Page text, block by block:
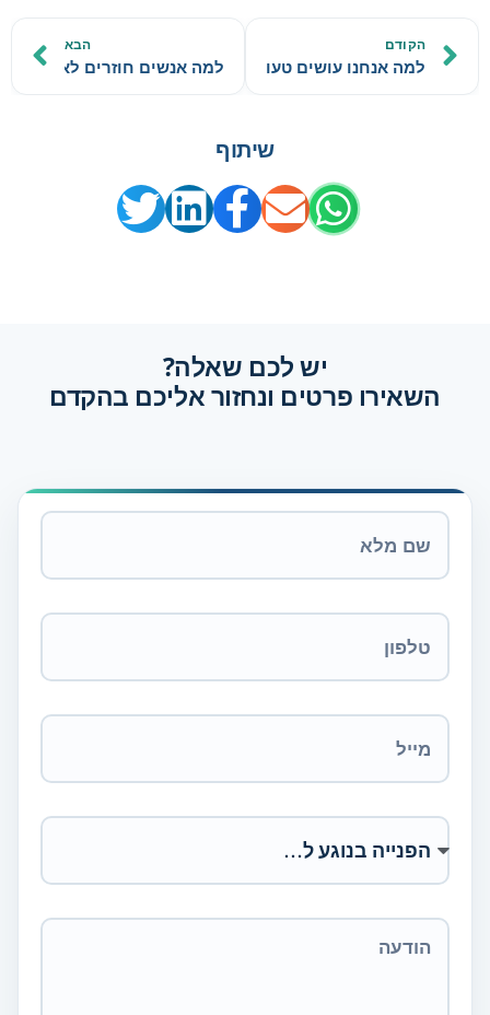
הקודם
למה אנחנו עושים טעויות?
הבא
למה אנשים חוזרים לאקסים?
שיתוף
יש לכם שאלה?
השאירו פרטים ונחזור אליכם בהקדם